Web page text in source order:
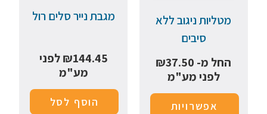
מטליות ניגוב ללא
סיבים
החל מ-
₪37.50
לפני מע"מ
אפשרויות
מגבת נייר סלים רול
₪144.45
לפני
מע"מ
הוסף לסל